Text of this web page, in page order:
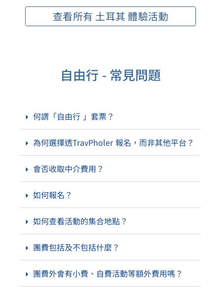
查看所有 土耳其 體驗活動
自由行 - 常見問題
何謂「自由行 」套票？
為何選擇透TravPholer 報名，而非其他平台？
會否收取中介費用？
如何報名？
如何查看活動的集合地點？
團費包括及不包括什麼？
團費外會有小費、自費活動等額外費用嗎？